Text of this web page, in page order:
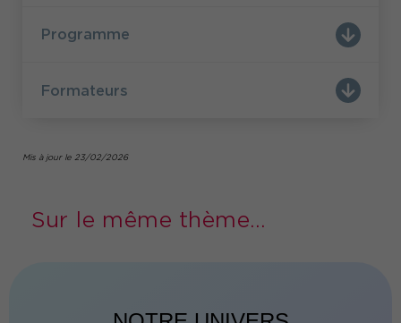
Programme
Formateurs
Mis à jour le 23/02/2026
Sur le même thème...